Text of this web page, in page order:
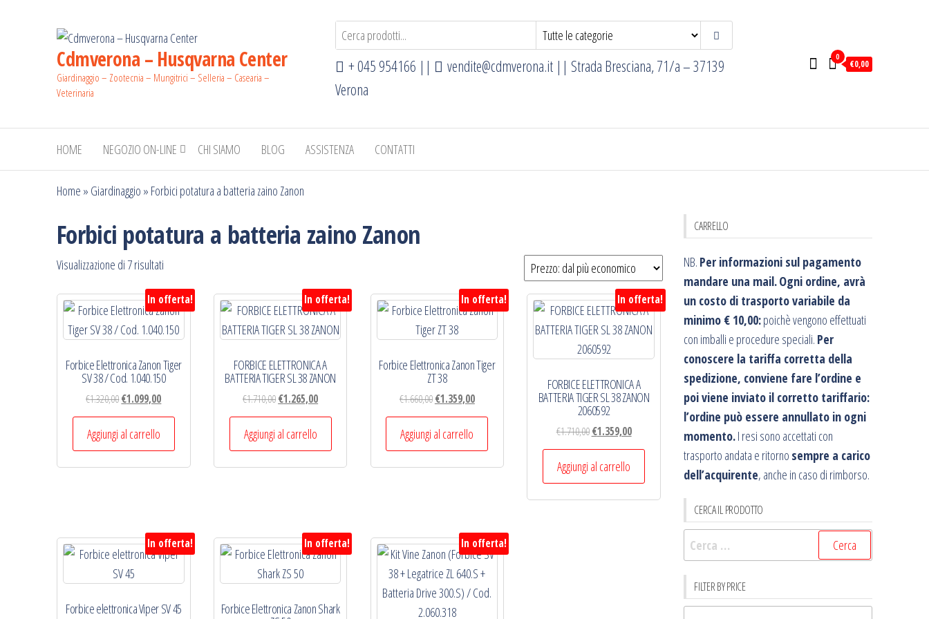
Cdmverona – Husqvarna Center
Giardinaggio – Zootecnia – Mungitrici – Selleria – Casearia –
Veterinaria
+ 045 954166 || vendite@cdmverona.it || Strada Bresciana, 71/a – 37139
Verona
0
€0,00
HOME NEGOZIO ON-LINE CHI SIAMO BLOG ASSISTENZA CONTATTI
Home » Giardinaggio » Forbici potatura a batteria zaino Zanon
Forbici potatura a batteria zaino Zanon
Visualizzazione di 7 risultati
più
economico
In offerta!
Forbice Elettronica Zanon Tiger
SV 38 / Cod. 1.040.150
€1.320,00Il
prezzo
originale
era:
€1.320,00.
€1.099,00Il
prezzo
è:
€1.099,00.
Aggiungi al carrello
In offerta!
FORBICE ELETTRONICA A
BATTERIA TIGER SL 38 ZANON
€1.710,00Il
prezzo
originale
era:
€1.710,00.
€1.265,00Il
prezzo
è:
€1.265,00.
Aggiungi al carrello
In offerta!
Forbice Elettronica Zanon Tiger
ZT 38
€1.660,00Il
prezzo
originale
era:
€1.660,00.
€1.359,00Il
prezzo
è:
€1.359,00.
Aggiungi al carrello
In offerta!
FORBICE ELETTRONICA A
BATTERIA TIGER SL 38 ZANON
2060592
€1.710,00 Il
prezzo
originale
era:
€1.710,00.
€1.359,00Il
prezzo
è:
€1.359,00.
Aggiungi al carrello
In offerta!
Forbice elettronica Viper SV 45
In offerta!
Forbice Elettronica Zanon Shark
In offerta!
CARRELLO
NB. Per informazioni sul pagamento
mandare una mail.Ogni ordine, avrà
un costo di trasporto variabile da
minimo € 10,00:poichè vengono effettuati
con imballi e procedure speciali. Per
conoscere la tariffa corretta della
spedizione, conviene fare l’ordine e
poi viene inviato il corretto tariffario:
l’ordine può essere annullato in ogni
momento.I resi sono accettati con
trasporto andata e ritorno sempre a carico
dell’acquirente, anche in caso di rimborso.
CERCA IL PRODOTTO
Ricerca
per:
FILTER BY PRICE